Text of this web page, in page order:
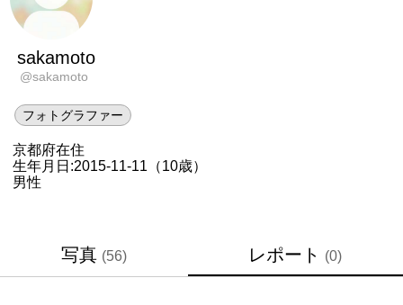
sakamoto
@sakamoto
フォトグラファー
京都府在住
生年月日:2015-11-11（10歳）
男性
写真 (56) レポート (0)